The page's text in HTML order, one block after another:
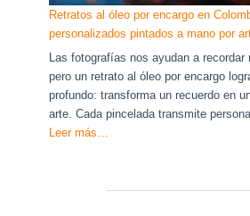
Retratos al óleo por encargo en
personalizados pintados a mano por
Las fotografías nos ayudan a
pero un retrato al óleo por encargo
profundo: transforma un recuerdo en
arte. Cada pincelada transmite
Leer más…